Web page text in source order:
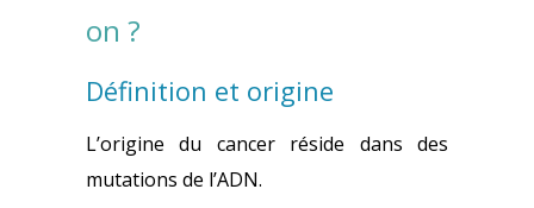
on ?
Définition et origine
L’origine du cancer réside dans des
mutations de l’ADN.